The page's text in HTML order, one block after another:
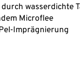
wasserdichte
Microflee
Imprägnierung